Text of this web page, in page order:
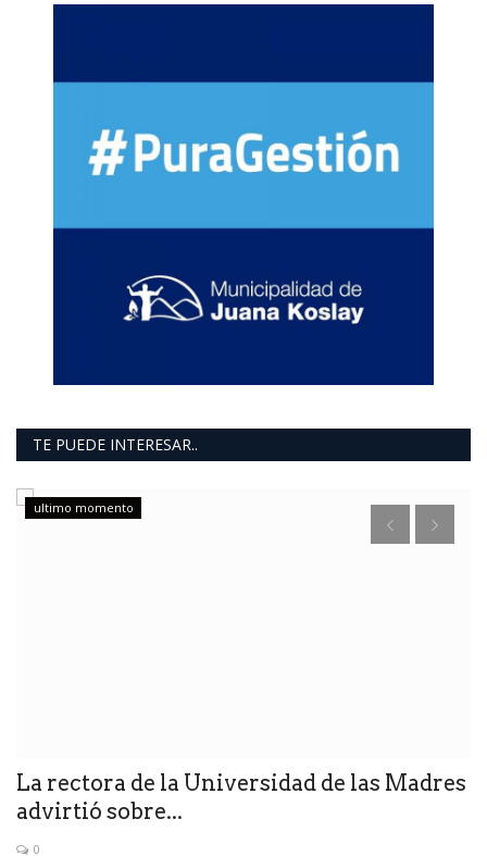
TE PUEDE INTERESAR..
ultimo momento
La rectora de la Universidad de las Madres
advirtió sobre...
0